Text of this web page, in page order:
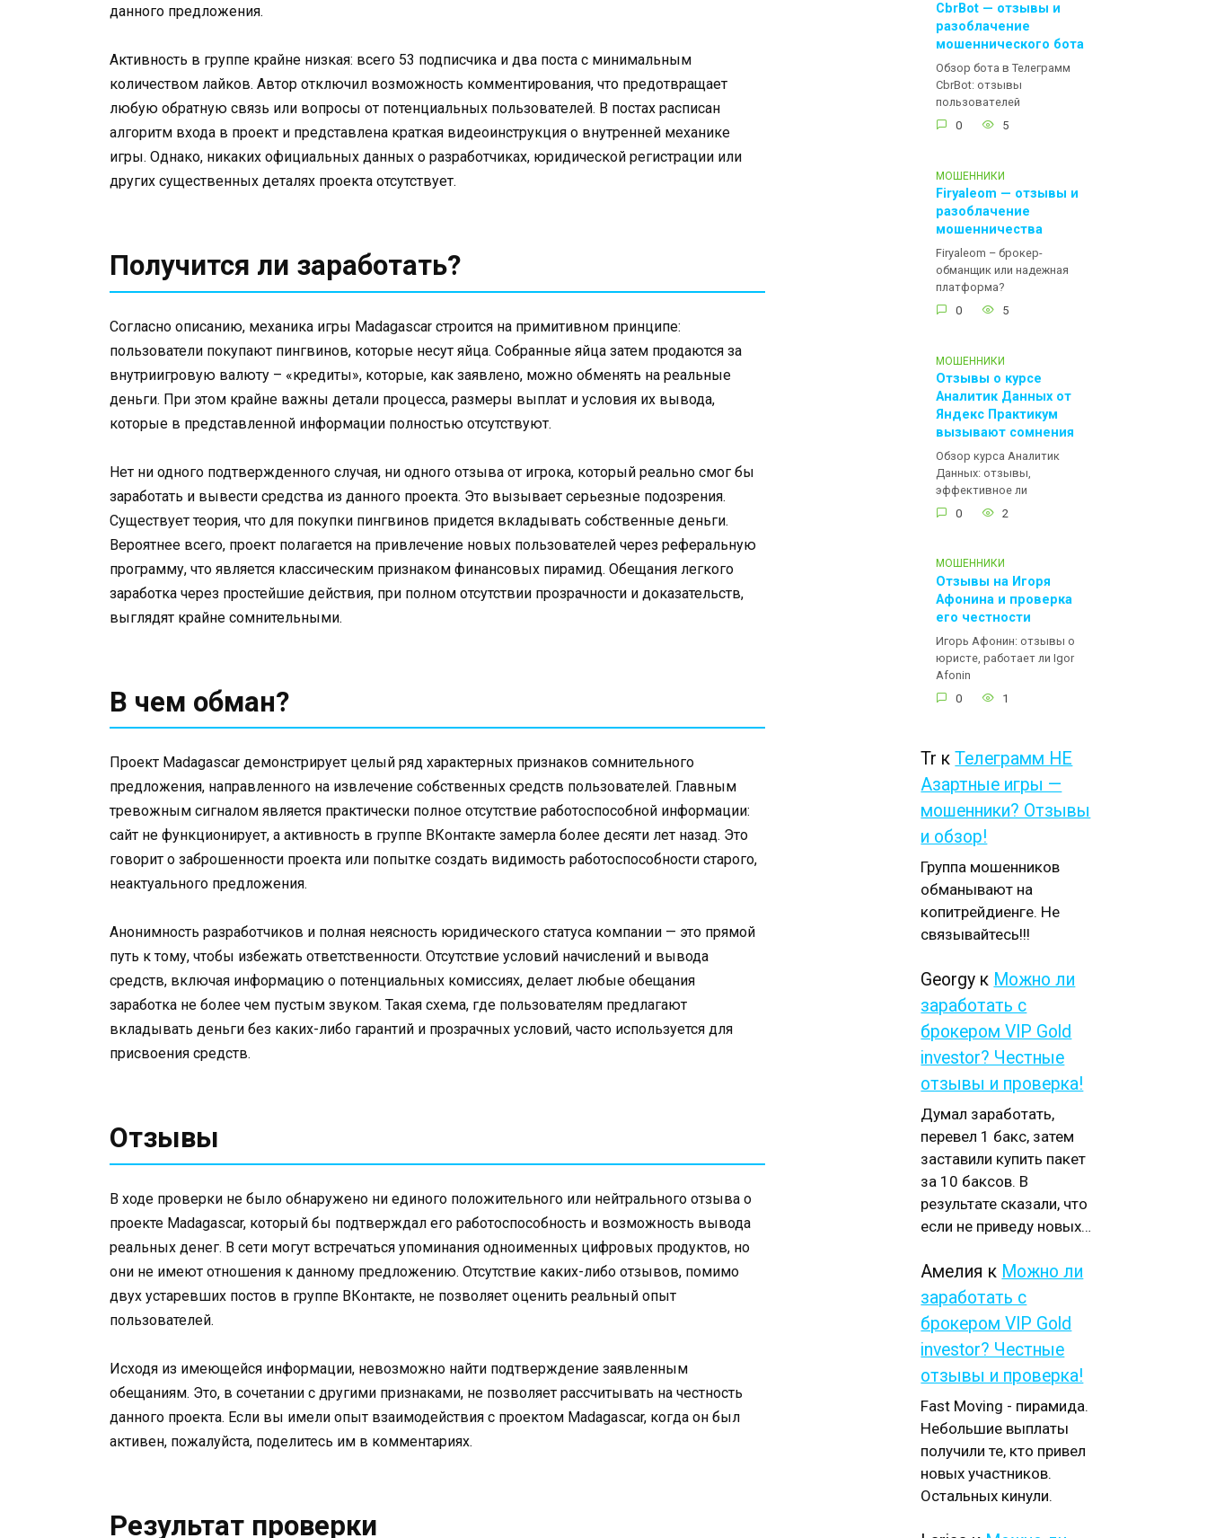
данного предложения.
Активность в группе крайне низкая: всего 53 подписчика и два поста с минимальным
количеством лайков. Автор отключил возможность комментирования, что предотвращает
любую обратную связь или вопросы от потенциальных пользователей. В постах расписан
алгоритм входа в проект и представлена краткая видеоинструкция о внутренней механике
игры. Однако, никаких официальных данных о разработчиках, юридической регистрации или
других существенных деталях проекта отсутствует.
Получится ли заработать?
Согласно описанию, механика игры Madagascar строится на примитивном принципе:
пользователи покупают пингвинов, которые несут яйца. Собранные яйца затем продаются за
внутриигровую валюту – «кредиты», которые, как заявлено, можно обменять на реальные
деньги. При этом крайне важны детали процесса, размеры выплат и условия их вывода,
которые в представленной информации полностью отсутствуют.
Нет ни одного подтвержденного случая, ни одного отзыва от игрока, который реально смог бы
заработать и вывести средства из данного проекта. Это вызывает серьезные подозрения.
Существует теория, что для покупки пингвинов придется вкладывать собственные деньги.
Вероятнее всего, проект полагается на привлечение новых пользователей через реферальную
программу, что является классическим признаком финансовых пирамид. Обещания легкого
заработка через простейшие действия, при полном отсутствии прозрачности и доказательств,
выглядят крайне сомнительными.
В чем обман?
Проект Madagascar демонстрирует целый ряд характерных признаков сомнительного
предложения, направленного на извлечение собственных средств пользователей. Главным
тревожным сигналом является практически полное отсутствие работоспособной информации:
сайт не функционирует, а активность в группе ВКонтакте замерла более десяти лет назад. Это
говорит о заброшенности проекта или попытке создать видимость работоспособности старого,
неактуального предложения.
Анонимность разработчиков и полная неясность юридического статуса компании — это прямой
путь к тому, чтобы избежать ответственности. Отсутствие условий начислений и вывода
средств, включая информацию о потенциальных комиссиях, делает любые обещания
заработка не более чем пустым звуком. Такая схема, где пользователям предлагают
вкладывать деньги без каких-либо гарантий и прозрачных условий, часто используется для
присвоения средств.
Отзывы
В ходе проверки не было обнаружено ни единого положительного или нейтрального отзыва о
проекте Madagascar, который бы подтверждал его работоспособность и возможность вывода
реальных денег. В сети могут встречаться упоминания одноименных цифровых продуктов, но
они не имеют отношения к данному предложению. Отсутствие каких-либо отзывов, помимо
двух устаревших постов в группе ВКонтакте, не позволяет оценить реальный опыт
пользователей.
Исходя из имеющейся информации, невозможно найти подтверждение заявленным
обещаниям. Это, в сочетании с другими признаками, не позволяет рассчитывать на честность
данного проекта. Если вы имели опыт взаимодействия с проектом Madagascar, когда он был
активен, пожалуйста, поделитесь им в комментариях.
Результат проверки
CbrBot — отзывы и
разоблачение
мошеннического бота
Обзор бота в Телеграмм
CbrBot: отзывы
пользователей
0
5
МОШЕННИКИ
Firyaleom — отзывы и
разоблачение
мошенничества
Firyaleom – брокер-
обманщик или надежная
платформа?
0
5
МОШЕННИКИ
Отзывы о курсе
Аналитик Данных от
Яндекс Практикум
вызывают сомнения
Обзор курса Аналитик
Данных: отзывы,
эффективное ли
0
2
МОШЕННИКИ
Отзывы на Игоря
Афонина и проверка
его честности
Игорь Афонин: отзывы о
юристе, работает ли Igor
Afonin
0
1
Tr кТелеграмм НЕ
Азартные игры —
мошенники? Отзывы
и обзор!
Группа мошенников
обманывают на
копитрейдиенге. Не
связывайтесь!!!
Georgy к Можно ли
заработать с
брокером VIP Gold
investor? Честные
отзывы и проверка!
Думал заработать,
перевел 1 бакс, затем
заставили купить пакет
за 10 баксов. В
результате сказали, что
если не приведу новых…
Амелия к Можно ли
заработать с
брокером VIP Gold
investor? Честные
отзывы и проверка!
Fast Moving - пирамида.
Небольшие выплаты
получили те, кто привел
новых участников.
Остальных кинули.